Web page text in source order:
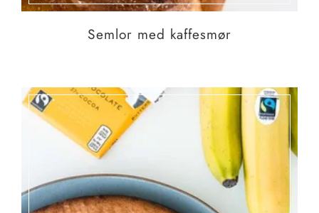
Semlor med kaffesmør